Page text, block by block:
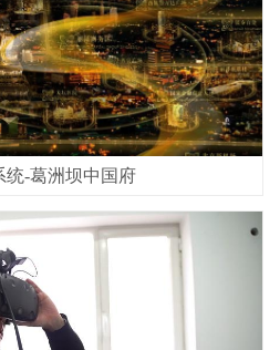
统-葛洲坝中国府